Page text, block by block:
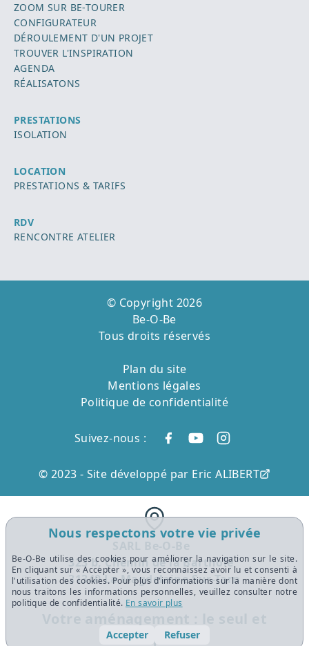
ZOOM SUR BE-TOURER
CONFIGURATEUR
DÉROULEMENT D'UN PROJET
TROUVER L'INSPIRATION
AGENDA
RÉALISATONS
PRESTATIONS
ISOLATION
LOCATION
PRESTATIONS & TARIFS
RDV
RENCONTRE ATELIER
© Copyright 2026
Be-O-Be
Tous droits réservés
Plan du site
Mentions légales
Politique de confidentialité
Suivez-nous :
© 2023 - Site développé par Eric ALIBERT
323 b, Chemin de la Barthole
31340 La Magdelaine-Sur-Tarn
unique !
Nous respectons votre vie privée
Be-O-Be utilise des cookies pour améliorer la navigation sur le site.
En cliquant sur « Accepter », vous reconnaissez avoir lu et consenti à
l'utilisation des cookies. Pour plus d'informations sur la manière dont
nous traitons les informations personnelles, veuillez consulter notre
politique de confidentialité. En savoir plus
Accepter Refuser